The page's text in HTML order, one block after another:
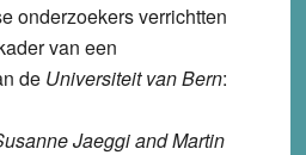
onderzoekers verrichtten
van een
de Universiteit van Bern:
Jaeggi and Martin